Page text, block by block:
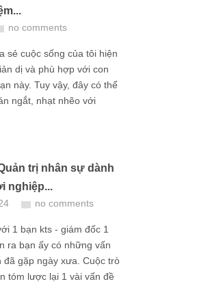
no comments
sẻ cuộc sống của tôi hiện
dị và phù hợp với con
này. Tuy vậy, đây có thể
ngắt, nhạt nhẽo với
trị nhân sự dành
nghiệp...
no comments
1 bạn kts - giám đốc 1
ra bạn ấy có những vấn
gặp ngày xưa. Cuộc trò
tóm lược lại 1 vài vấn đề